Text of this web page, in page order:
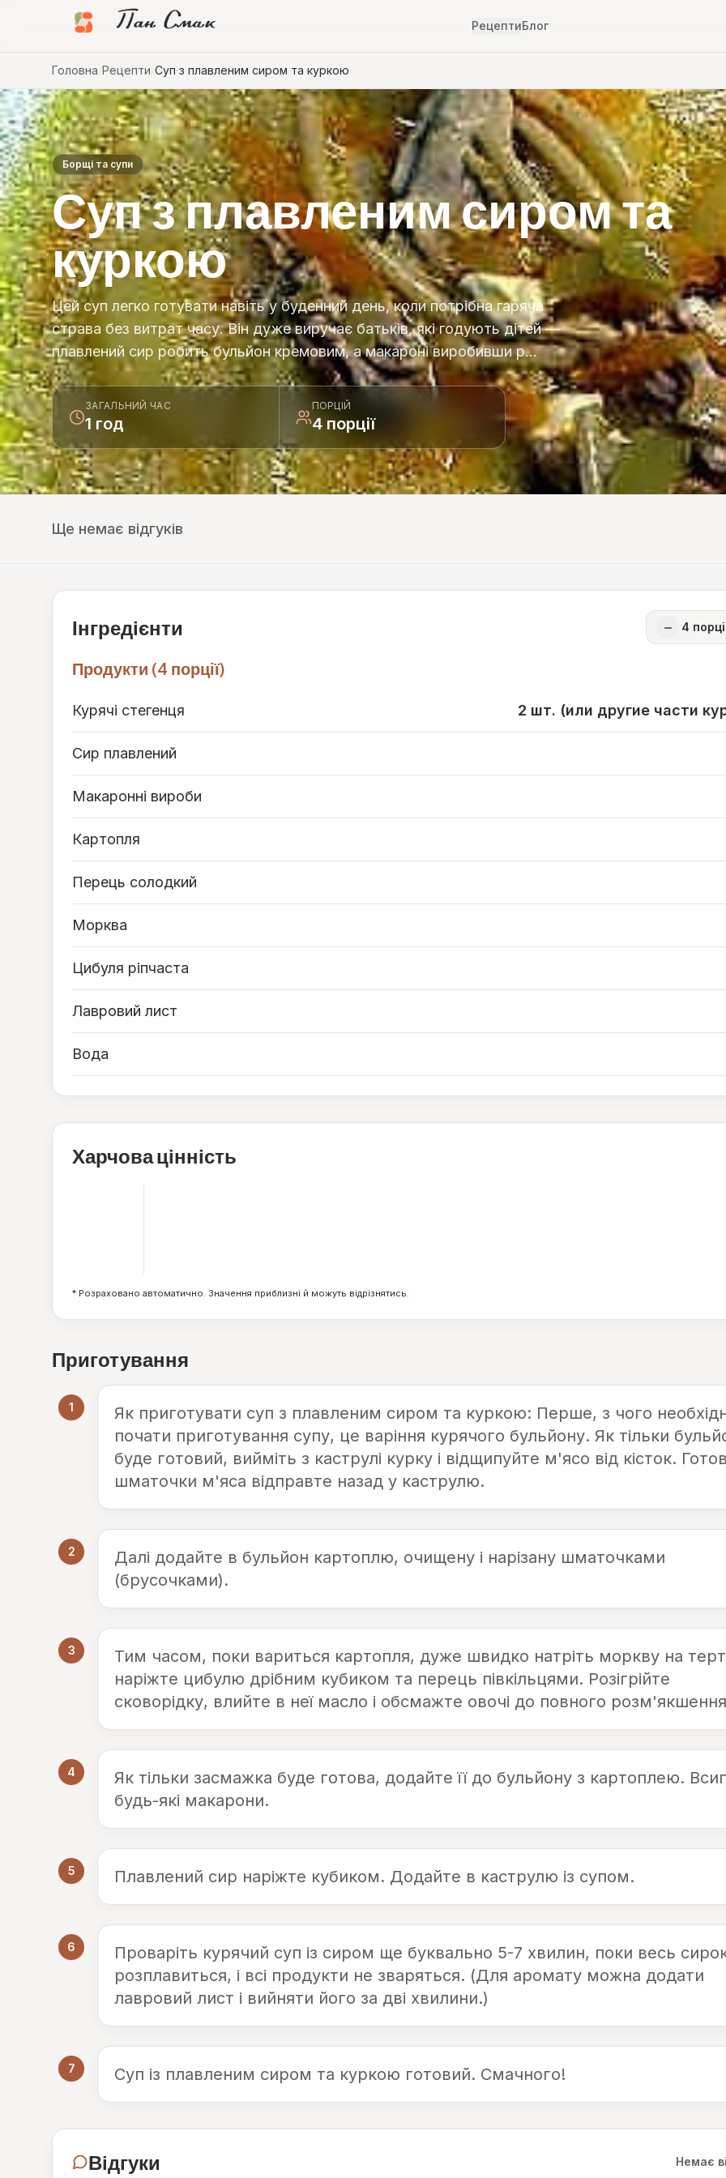
Пан Смак РецептиБлог
Головна Рецепти Суп з плавленим сиром та куркою
Борщі та супи
Суп з плавленим сиром та
куркою
Цей суп легко готувати навіть у буденний день, коли потрібна гаряча
страва без витрат часу. Він дуже виручає батьків, які годують дітей —
плавлений сир робить бульйон кремовим, а макароні виробивши р…
ЗАГАЛЬНИЙ ЧАС
1 год
ПОРЦІЙ
4 порції
Ще немає відгуків
Інгредієнти − 4
Продукти (4 порції)
Курячі стегенця 2 шт. (или другие части
Сир плавлений
Макаронні вироби
Картопля
Перець солодкий
Морква
Цибуля ріпчаста
Лавровий лист
Вода
Харчова цінність
* Розраховано автоматично. Значення приблизні й можуть відрізнятись.
Приготування
1
Як приготувати суп з плавленим сиром та куркою: Перше, з чого
почати приготування супу, це варіння курячого бульйону. Як тільки
буде готовий, вийміть з каструлі курку і відщипуйте м'ясо від кісток.
шматочки м'яса відправте назад у каструлю.
2
Далі додайте в бульйон картоплю, очищену і нарізану шматочками
(брусочками).
3
Тим часом, поки вариться картопля, дуже швидко натріть моркву на
наріжте цибулю дрібним кубиком та перець півкільцями. Розігрійте
сковорідку, влийте в неї масло і обсмажте овочі до повного
4
Як тільки засмажка буде готова, додайте її до бульйону з картоплею.
будь-які макарони.
5 Плавлений сир наріжте кубиком. Додайте в каструлю із супом.
6
Проваріть курячий суп із сиром ще буквально 5-7 хвилин, поки весь
розплавиться, і всі продукти не зваряться. (Для аромату можна додати
лавровий лист і вийняти його за дві хвилини.)
7 Суп із плавленим сиром та куркою готовий. Смачного!
Відгуки Немає